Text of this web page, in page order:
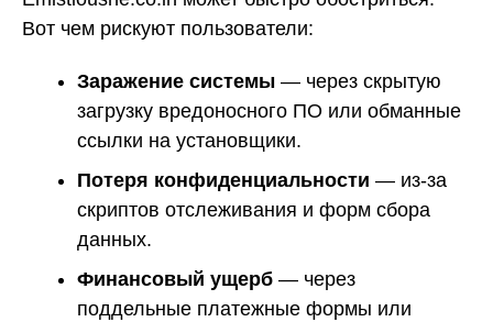
Вот чем рискуют пользователи:
Заражение системы — через скрытую
загрузку вредоносного ПО или обманные
ссылки на установщики.
Потеря конфиденциальности — из-за
скриптов отслеживания и форм сбора
данных.
Финансовый ущерб — через
поддельные платежные формы или